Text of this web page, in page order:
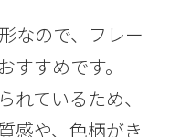
なので、フレー
すすめです。
れているため、
感や、色柄がき